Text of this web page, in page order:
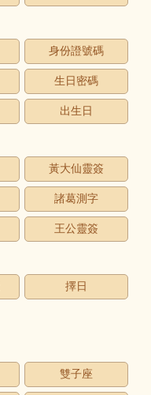
身份證號碼
生日密碼
出生日
黃大仙靈簽
諸葛測字
王公靈簽
擇日
雙子座